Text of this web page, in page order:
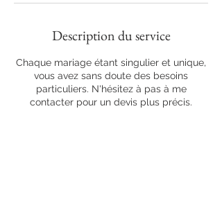
Description du service
Chaque mariage étant singulier et unique,
vous avez sans doute des besoins
particuliers. N'hésitez à pas à me
contacter pour un devis plus précis.